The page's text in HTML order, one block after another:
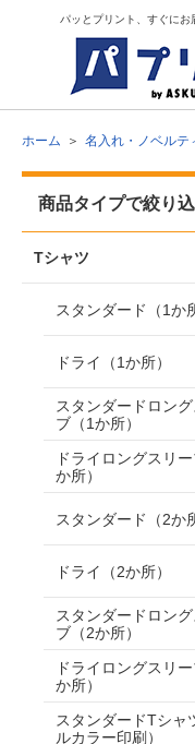
パッとプリント、すぐにお
ホーム 名入れ・ノベルテ
商品タイプで絞り
Tシャツ
スタンダード（1か
ドライ（1か所）
スタンダードロン
ブ（1か所）
ドライロングスリー
か所）
スタンダード（2か
ドライ（2か所）
スタンダードロン
ブ（2か所）
ドライロングスリ
か所）
スタンダードTシャ
ルカラー印刷）